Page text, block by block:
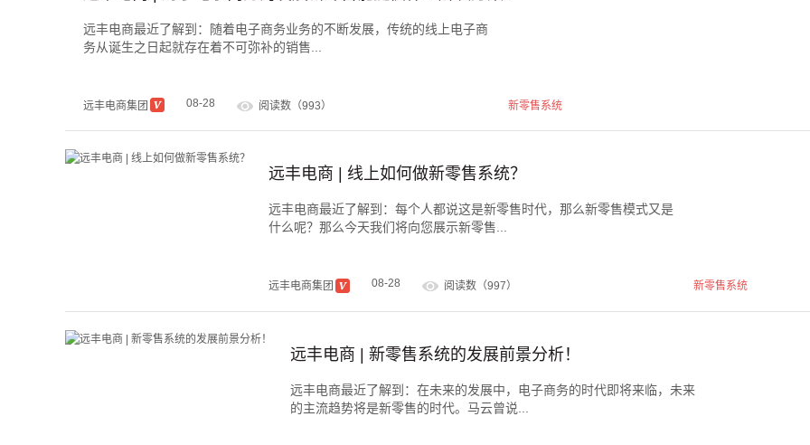
远丰电商最近了解到：随着电子商务业务的不断发展，传统的线上电子商
务从诞生之日起就存在着不可弥补的销售...
远丰电商集团 08-28 阅读数（993） 新零售系统
远丰电商 | 线上如何做新零售系统？
远丰电商最近了解到：每个人都说这是新零售时代，那么新零售模式又是
什么呢？那么今天我们将向您展示新零售...
远丰电商集团 08-28 阅读数（997） 新零售系统
远丰电商 | 新零售系统的发展前景分析！
远丰电商最近了解到：在未来的发展中，电子商务的时代即将来临，未来
的主流趋势将是新零售的时代。马云曾说...